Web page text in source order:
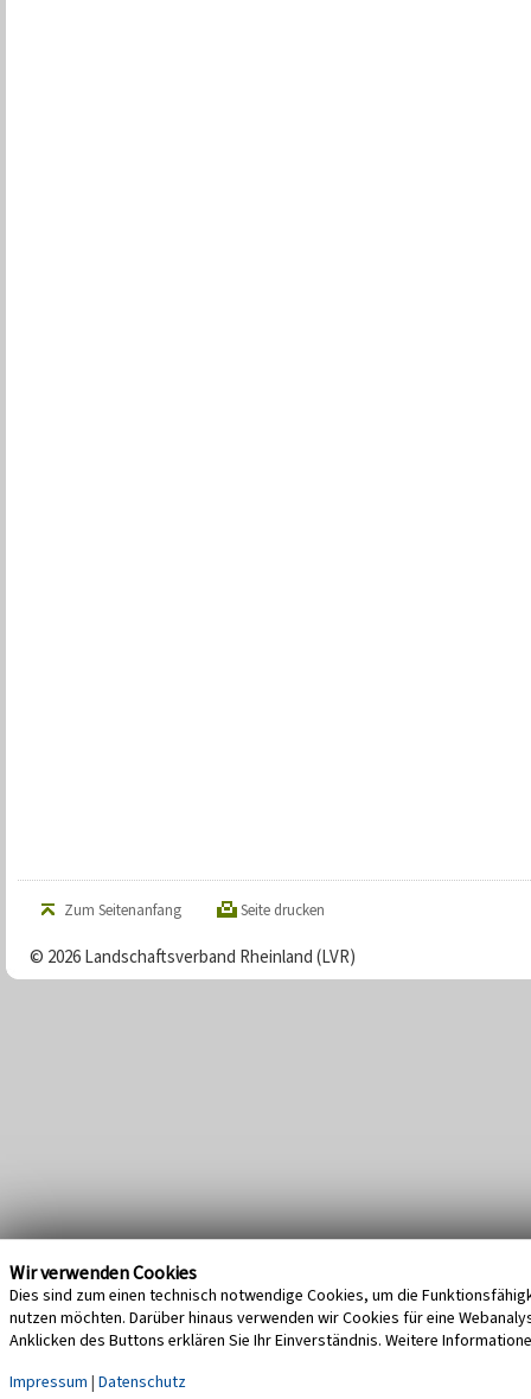
Zum Seitenanfang Seite drucken
© 2026 Landschaftsverband Rheinland (LVR)
Wir verwenden Cookies
Dies sind zum einen technisch notwendige Cookies, um die
nutzen möchten. Darüber hinaus verwenden wir Cookies für eine
Anklicken des Buttons erklären Sie Ihr Einverständnis. Weitere
Impressum | Datenschutz